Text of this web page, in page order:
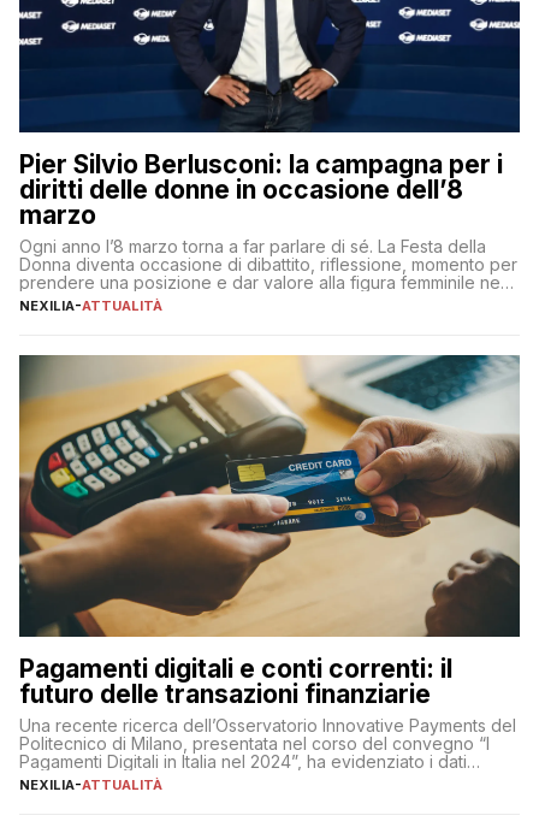
Pier Silvio Berlusconi: la campagna per i
diritti delle donne in occasione dell’8
marzo
Ogni anno l’8 marzo torna a far parlare di sé. La Festa della
Donna diventa occasione di dibattito, riflessione, momento per
prendere una posizione e dar valore alla figura femminile nella
sua complessità e crucialità. A lanciare un messaggio “forte e
NEXILIA-ATTUALITÀ
Pagamenti digitali e conti correnti: il
futuro delle transazioni finanziarie
Una recente ricerca dell’Osservatorio Innovative Payments del
Politecnico di Milano, presentata nel corso del convegno “I
Pagamenti Digitali in Italia nel 2024”, ha evidenziato i dati
definitivi del primo semestre 2024 relativamente alle
NEXILIA-ATTUALITÀ